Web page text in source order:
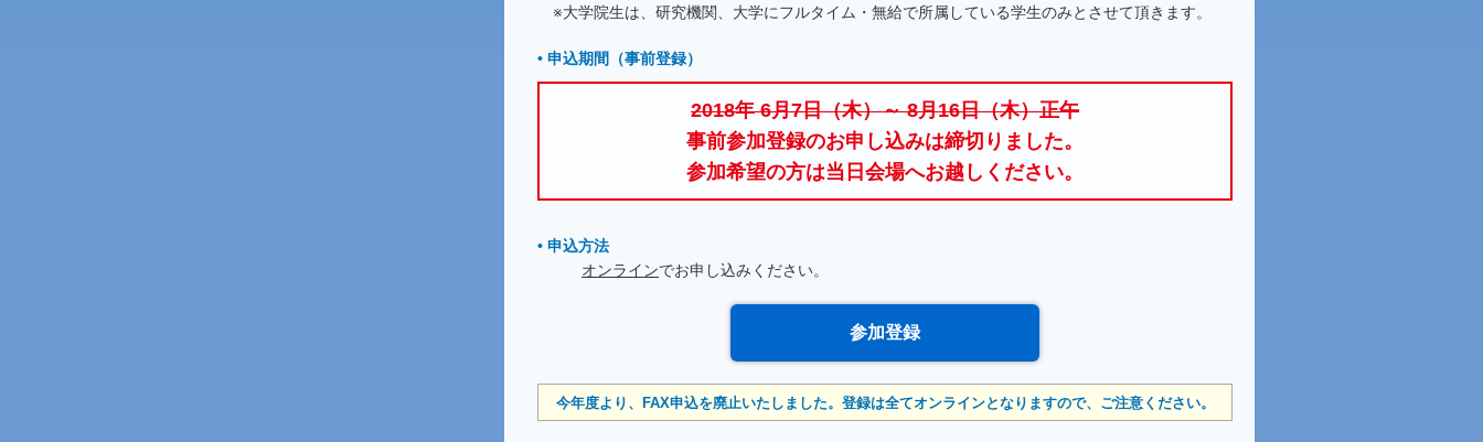
※大学院生は、研究機関、大学にフルタイム・無給で所属している学生のみとさせて頂きます。
• 申込期間（事前登録）
2018年 6月7日（木）～ 8月16日（木）正午
事前参加登録のお申し込みは締切りました。
参加希望の方は当日会場へお越しください。
• 申込方法
オンラインでお申し込みください。
参加登録
今年度より、FAX申込を廃止いたしました。登録は全てオンラインとなりますので、ご注意ください。